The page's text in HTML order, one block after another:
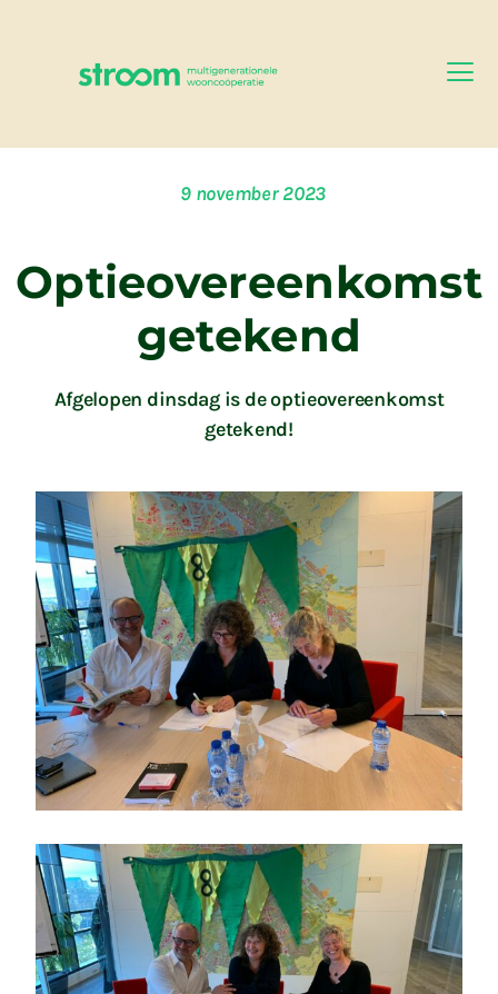
9 november 2023
Optieovereenkomst
getekend
Afgelopen dinsdag is de optieovereenkomst
getekend!